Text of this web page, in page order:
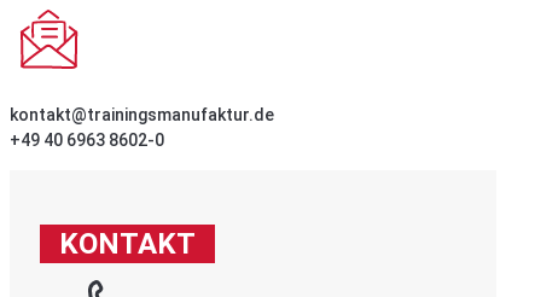
kontakt@trainingsmanufaktur.de
+49 40 6963 8602-0
KONTAKT